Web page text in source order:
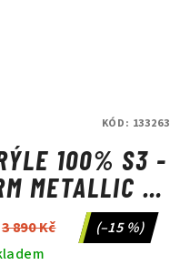
100% S3 -
METALLIC -
MIRROR
3 890 Kč
(–15 %)
KÓD: 133263